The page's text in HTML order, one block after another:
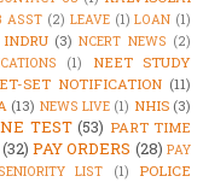
ASST (2) LEAVE (1) LOAN (1)
(3) NCERT NEWS (2)
(1)
NEET STUDY
SET NOTIFICATION (11)
(13) NEWS LIVE (1) NHIS (3)
TEST (53) PART TIME
(32) PAY ORDERS (28) PAY
LIST (1)
POLICE